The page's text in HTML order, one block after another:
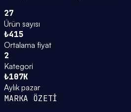
27
Ürün sayısı
₺415
Ortalama fiyat
2
Kategori
₺107K
Aylık pazar
MARKA ÖZETİ